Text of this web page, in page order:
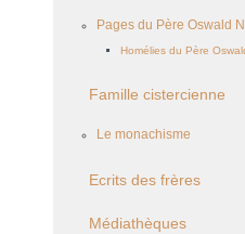
Pages du Père Oswald
Homélies du Père
Famille cistercienne
Le monachisme
Ecrits des frères
Médiathèques